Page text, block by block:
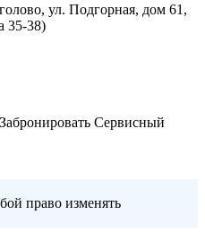
ул. Подгорная, дом 61,
35-38)
Забронировать Сервисный
право изменять